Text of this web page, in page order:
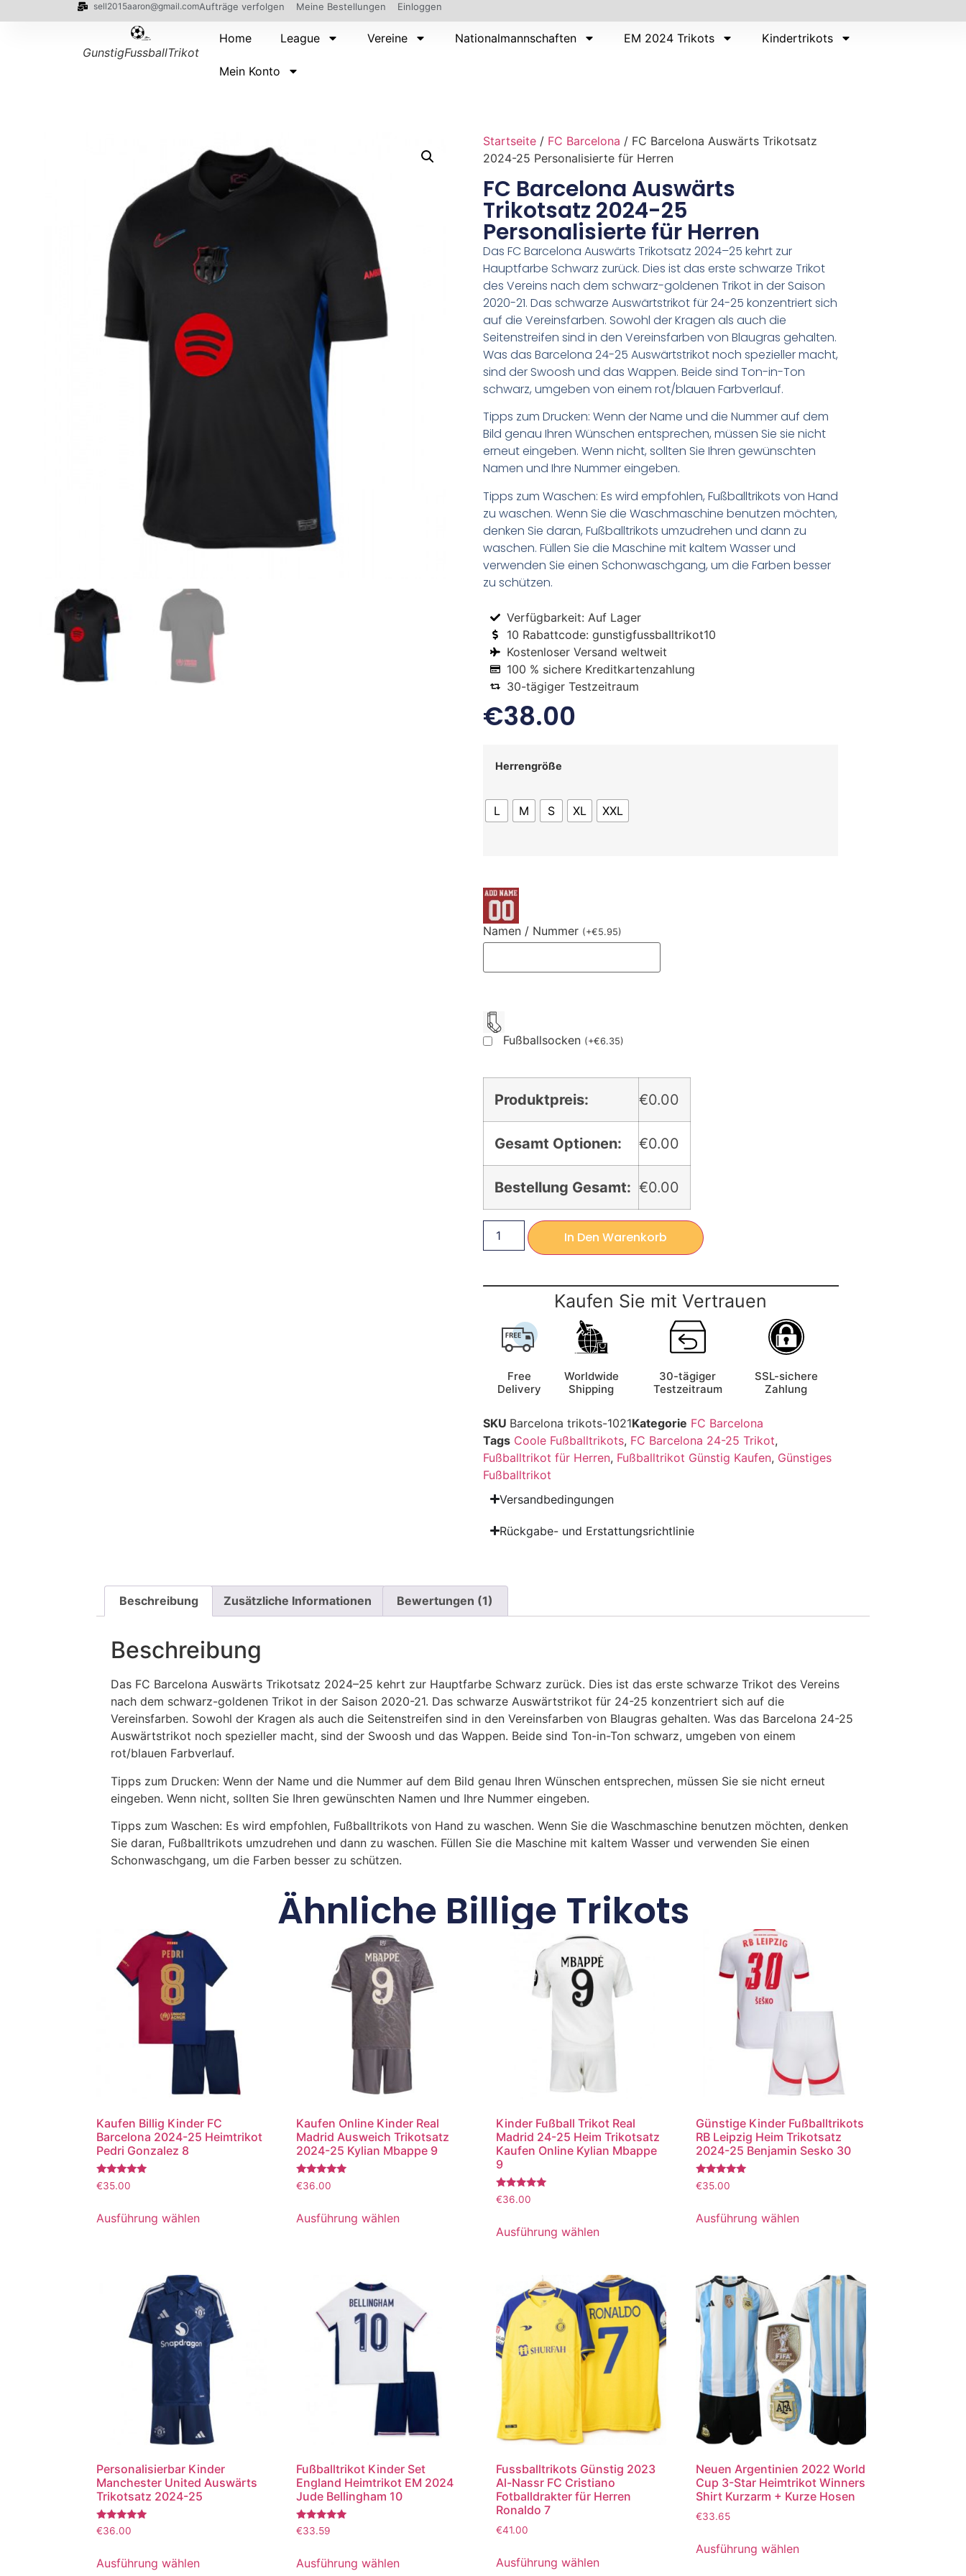
sell2015aaron@gmail.comAufträge verfolgen Meine Bestellungen Einloggen
GunstigFussballTrikot
Home League Vereine Nationalmannschaften EM 2024 Trikots Kindertrikots
Mein Konto
Startseite / FC Barcelona / FC Barcelona Auswärts Trikotsatz
2024-25 Personalisierte für Herren
FC Barcelona Auswärts
Trikotsatz 2024-25
Personalisierte für Herren
Das FC Barcelona Auswärts Trikotsatz 2024–25 kehrt zur
Hauptfarbe Schwarz zurück. Dies ist das erste schwarze Trikot
des Vereins nach dem schwarz-goldenen Trikot in der Saison
2020-21. Das schwarze Auswärtstrikot für 24-25 konzentriert sich
auf die Vereinsfarben. Sowohl der Kragen als auch die
Seitenstreifen sind in den Vereinsfarben von Blaugras gehalten.
Was das Barcelona 24-25 Auswärtstrikot noch spezieller macht,
sind der Swoosh und das Wappen. Beide sind Ton-in-Ton
schwarz, umgeben von einem rot/blauen Farbverlauf.
Tipps zum Drucken: Wenn der Name und die Nummer auf dem
Bild genau Ihren Wünschen entsprechen, müssen Sie sie nicht
erneut eingeben. Wenn nicht, sollten Sie Ihren gewünschten
Namen und Ihre Nummer eingeben.
Tipps zum Waschen: Es wird empfohlen, Fußballtrikots von Hand
zu waschen. Wenn Sie die Waschmaschine benutzen möchten,
denken Sie daran, Fußballtrikots umzudrehen und dann zu
waschen. Füllen Sie die Maschine mit kaltem Wasser und
verwenden Sie einen Schonwaschgang, um die Farben besser
zu schützen.
Verfügbarkeit: Auf Lager
10 Rabattcode: gunstigfussballtrikot10
Kostenloser Versand weltweit
100 % sichere Kreditkartenzahlung
30-tägiger Testzeitraum
€38.00
Herrengröße
L M S XL XXL
Namen / Nummer (+€5.95)
Fußballsocken (+€6.35)
Produktpreis: €0.00
Gesamt Optionen: €0.00
Bestellung Gesamt: €0.00
In Den Warenkorb
Kaufen Sie mit Vertrauen
Free
Delivery
Worldwide
Shipping
30-tägiger
Testzeitraum
SSL-sichere
Zahlung
SKU Barcelona trikots-1021Kategorie FC Barcelona
Tags Coole Fußballtrikots, FC Barcelona 24-25 Trikot,
Fußballtrikot für Herren, Fußballtrikot Günstig Kaufen, Günstiges
Fußballtrikot
Versandbedingungen
Rückgabe- und Erstattungsrichtlinie
Beschreibung Zusätzliche Informationen Bewertungen (1)
Beschreibung
Das FC Barcelona Auswärts Trikotsatz 2024–25 kehrt zur Hauptfarbe Schwarz zurück. Dies ist das erste schwarze Trikot des Vereins
nach dem schwarz-goldenen Trikot in der Saison 2020-21. Das schwarze Auswärtstrikot für 24-25 konzentriert sich auf die
Vereinsfarben. Sowohl der Kragen als auch die Seitenstreifen sind in den Vereinsfarben von Blaugras gehalten. Was das Barcelona 24-25
Auswärtstrikot noch spezieller macht, sind der Swoosh und das Wappen. Beide sind Ton-in-Ton schwarz, umgeben von einem
rot/blauen Farbverlauf.
Tipps zum Drucken: Wenn der Name und die Nummer auf dem Bild genau Ihren Wünschen entsprechen, müssen Sie sie nicht erneut
eingeben. Wenn nicht, sollten Sie Ihren gewünschten Namen und Ihre Nummer eingeben.
Tipps zum Waschen: Es wird empfohlen, Fußballtrikots von Hand zu waschen. Wenn Sie die Waschmaschine benutzen möchten, denken
Sie daran, Fußballtrikots umzudrehen und dann zu waschen. Füllen Sie die Maschine mit kaltem Wasser und verwenden Sie einen
Schonwaschgang, um die Farben besser zu schützen.
Ähnliche Billige Trikots
Kaufen Billig Kinder FC
Barcelona 2024-25 Heimtrikot
Pedri Gonzalez 8
Bewertet
mit
von 5
€35.00
Ausführung wählen
Kaufen Online Kinder Real
Madrid Ausweich Trikotsatz
2024-25 Kylian Mbappe 9
Bewertet
mit
von 5
€36.00
Ausführung wählen
Kinder Fußball Trikot Real
Madrid 24-25 Heim Trikotsatz
Kaufen Online Kylian Mbappe
9
Bewertet
mit
von 5
€36.00
Ausführung wählen
Günstige Kinder Fußballtrikots
RB Leipzig Heim Trikotsatz
2024-25 Benjamin Sesko 30
Bewertet
mit
von 5
€35.00
Ausführung wählen
Personalisierbar Kinder
Manchester United Auswärts
Trikotsatz 2024-25
Bewertet
mit
von 5
€36.00
Ausführung wählen
Fußballtrikot Kinder Set
England Heimtrikot EM 2024
Jude Bellingham 10
Bewertet
mit
von 5
€33.59
Ausführung wählen
Fussballtrikots Günstig 2023
Al-Nassr FC Cristiano
Fotballdrakter für Herren
Ronaldo 7
€41.00
Ausführung wählen
Neuen Argentinien 2022 World
Cup 3-Star Heimtrikot Winners
Shirt Kurzarm + Kurze Hosen
€33.65
Ausführung wählen